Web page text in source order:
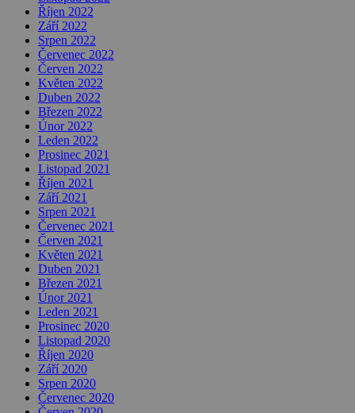
Říjen 2022
Září 2022
Srpen 2022
Červenec 2022
Červen 2022
Květen 2022
Duben 2022
Březen 2022
Únor 2022
Leden 2022
Prosinec 2021
Listopad 2021
Říjen 2021
Září 2021
Srpen 2021
Červenec 2021
Červen 2021
Květen 2021
Duben 2021
Březen 2021
Únor 2021
Leden 2021
Prosinec 2020
Listopad 2020
Říjen 2020
Září 2020
Srpen 2020
Červenec 2020